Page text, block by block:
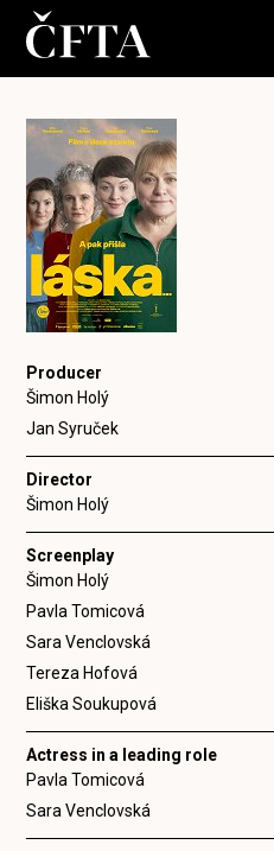
Producer
Šimon Holý
Jan Syruček
Director
Šimon Holý
Screenplay
Šimon Holý
Pavla Tomicová
Sara Venclovská
Tereza Hofová
Eliška Soukupová
Actress in a leading role
Pavla Tomicová
Sara Venclovská